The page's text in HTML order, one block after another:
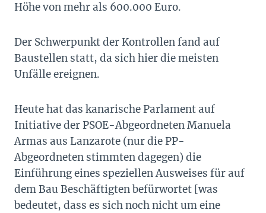
Höhe von mehr als 600.000 Euro.
Der Schwerpunkt der Kontrollen fand auf
Baustellen statt, da sich hier die meisten
Unfälle ereignen.
Heute hat das kanarische Parlament auf
Initiative der PSOE-Abgeordneten Manuela
Armas aus Lanzarote (nur die PP-
Abgeordneten stimmten dagegen) die
Einführung eines speziellen Ausweises für auf
dem Bau Beschäftigten befürwortet [was
bedeutet, dass es sich noch nicht um eine